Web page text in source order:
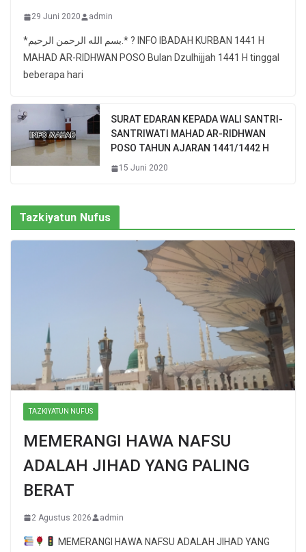
29 Juni 2020 admin
*بسم الله الرحمن الرحيم.* ? INFO IBADAH KURBAN 1441 H
MAHAD AR-RIDHWAN POSO Bulan Dzulhijjah 1441 H tinggal
beberapa hari
SURAT EDARAN KEPADA WALI SANTRI-
SANTRIWATI MAHAD AR-RIDHWAN
POSO TAHUN AJARAN 1441/1442 H
15 Juni 2020
Tazkiyatun Nufus
TAZKIYATUN NUFUS
MEMERANGI HAWA NAFSU
ADALAH JIHAD YANG PALING
BERAT
2 Agustus 2026 admin
MEMERANGI HAWA NAFSU ADALAH JIHAD YANG